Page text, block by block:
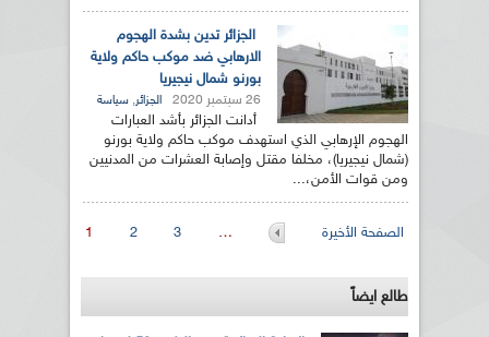
الجزائر تدين بشدة الهجوم
الارهابي ضد موكب حاكم ولاية
بورنو شمال نيجيريا
26 سبتمبر 2020 الجزائر, سياسة
أدانت الجزائر بأشد العبارات
الهجوم الإرهابي الذي استهدف موكب حاكم ولاية بورنو
(شمال نيجيريا)، مخلفا مقتل وإصابة العشرات من المدنيين
ومن قوات الأمن،...
الصفحات 1 2 3 … الصفحة الأخيرة
طالع ايضاً